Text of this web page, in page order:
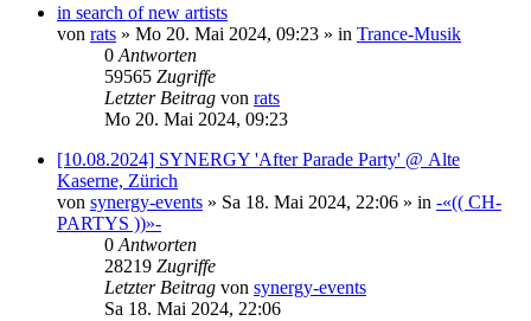
in search of new artists
von rats » Mo 20. Mai 2024, 09:23 » in Trance-Musik
0 Antworten
59565 Zugriffe
Letzter Beitrag von rats
Mo 20. Mai 2024, 09:23
[10.08.2024] SYNERGY 'After Parade Party' @ Alte
Kaserne, Zürich
von synergy-events » Sa 18. Mai 2024, 22:06 » in -«(( CH-
PARTYS ))»-
0 Antworten
28219 Zugriffe
Letzter Beitrag von synergy-events
Sa 18. Mai 2024, 22:06